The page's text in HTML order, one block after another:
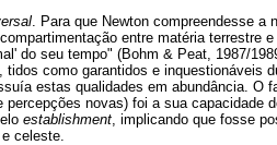
. Para que Newton compreendesse a
entre matéria terrestre e
do seu tempo" (Bohm & Peat, 1987/
como garantidos e inquestionáveis
estas qualidades em abundância. O
novas) foi a sua capacidade
establishment , implicando que fosse
celeste.